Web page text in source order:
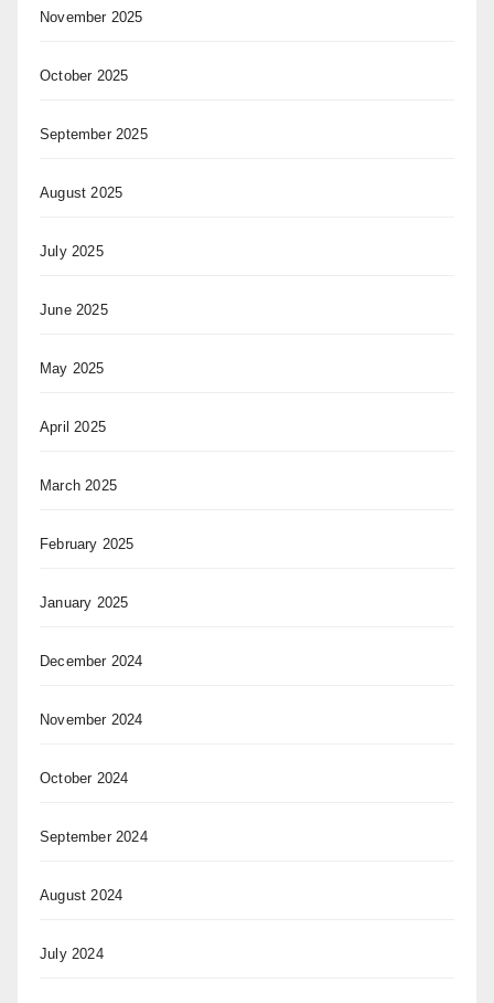
November 2025
October 2025
September 2025
August 2025
July 2025
June 2025
May 2025
April 2025
March 2025
February 2025
January 2025
December 2024
November 2024
October 2024
September 2024
August 2024
July 2024